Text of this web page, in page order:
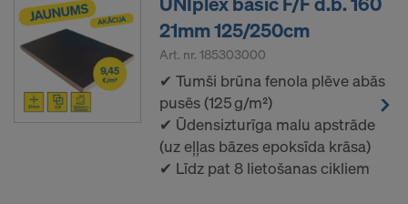
21mm 125/250cm
Art. nr. 185303000
✔ Tumši brūna fenola plēve abās
pusēs (125 g/m²)
✔ Ūdensizturīga malu apstrāde
(uz eļļas bāzes epoksīda krāsa)
✔ Līdz pat 8 lietošanas cikliem
Personas dati, kurus mēs pārsūtām uz Amerikas
Savienotajām Valstīm, jo ​​īpaši ir IP adreses
(interneta protokola adreses).
Mēs sadarbojamies ar dažādām
lietojumprogrammām ar šādiem adresātiem: